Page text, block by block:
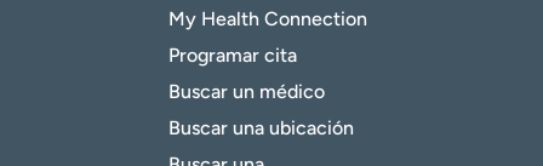
My Health Connection
Programar cita
Buscar un médico
Buscar una ubicación